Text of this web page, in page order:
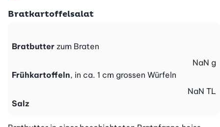
Bratkartoffelsalat
Bratbutter zum Braten
Frühkartoffeln, in ca. 1 cm grossen Würfeln
NaN g
Salz
NaN TL